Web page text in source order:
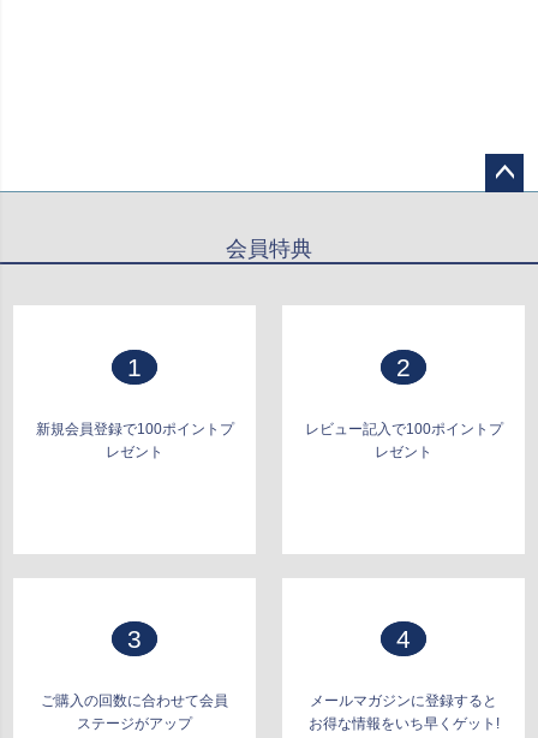
会員特典
1
新規会員登録で100ポイントプ
レゼント
2
レビュー記入で100ポイントプ
レゼント
3
ご購入の回数に合わせて会員
ステージがアップ
4
メールマガジンに登録すると
お得な情報をいち早くゲット!